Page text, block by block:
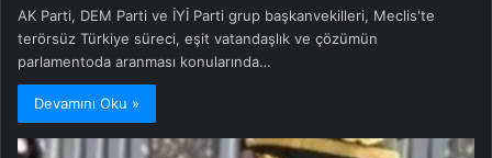
AK Parti, DEM Parti ve İYİ Parti grup başkanvekilleri, Meclis'te
terörsüz Türkiye süreci, eşit vatandaşlık ve çözümün
parlamentoda aranması konularında…
Devamını Oku »